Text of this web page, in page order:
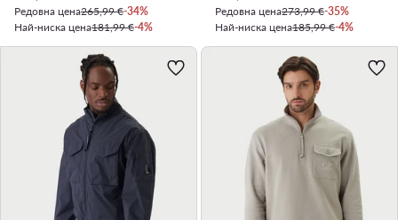
Редовна цена265,99 €-34%
Най-ниска цена181,99 €-4%
Редовна цена273,99 €-35%
Най-ниска цена185,99 €-4%